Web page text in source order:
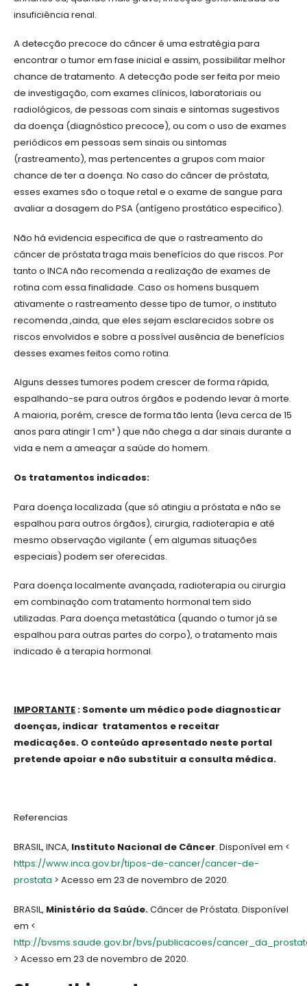
insuficiência renal.
A detecção precoce do câncer é uma estratégia para
encontrar o tumor em fase inicial e assim, possibilitar melhor
chance de tratamento. A detecção pode ser feita por meio
de investigação, com exames clínicos, laboratoriais ou
radiológicos, de pessoas com sinais e sintomas sugestivos
da doença (diagnóstico precoce), ou com o uso de exames
periódicos em pessoas sem sinais ou sintomas
(rastreamento), mas pertencentes a grupos com maior
chance de ter a doença. No caso do câncer de próstata,
esses exames são o toque retal e o exame de sangue para
avaliar a dosagem do PSA (antígeno prostático especifico).
Não há evidencia especifica de que o rastreamento do
câncer de próstata traga mais benefícios do que riscos. Por
tanto o INCA não recomenda a realização de exames de
rotina com essa finalidade. Caso os homens busquem
ativamente o rastreamento desse tipo de tumor, o instituto
recomenda ,ainda, que eles sejam esclarecidos sobre os
riscos envolvidos e sobre a possível ausência de benefícios
desses exames feitos como rotina.
Alguns desses tumores podem crescer de forma rápida,
espalhando-se para outros órgãos e podendo levar à morte.
A maioria, porém, cresce de forma tão lenta (leva cerca de 15
anos para atingir 1 cm³ ) que não chega a dar sinais durante a
vida e nem a ameaçar a saúde do homem.
Os tratamentos indicados:
Para doença localizada (que só atingiu a próstata e não se
espalhou para outros órgãos), cirurgia, radioterapia e até
mesmo observação vigilante ( em algumas situações
especiais) podem ser oferecidas.
Para doença localmente avançada, radioterapia ou cirurgia
em combinação com tratamento hormonal tem sido
utilizadas. Para doença metastática (quando o tumor já se
espalhou para outras partes do corpo), o tratamento mais
indicado é a terapia hormonal.
IMPORTANTE : Somente um médico pode diagnosticar
doenças, indicar tratamentos e receitar
medicações. O conteúdo apresentado neste portal
pretende apoiar e não substituir a consulta médica.
Referencias
BRASIL, INCA, Instituto Nacional de Câncer. Disponível em <
https://www.inca.gov.br/tipos-de-cancer/cancer-de-
prostata > Acesso em 23 de novembro de 2020.
BRASIL, Ministério da Saúde.Câncer de Próstata. Disponível
em <
http://bvsms.saude.gov.br/bvs/publicacoes/
> Acesso em 23 de novembro de 2020.